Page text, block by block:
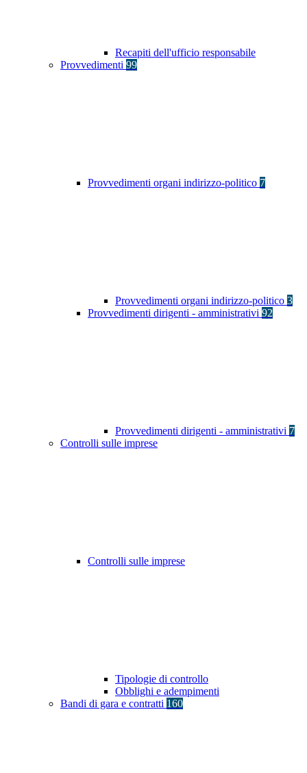
Recapiti dell'ufficio responsabile
Provvedimenti 99
Provvedimenti organi indirizzo-politico 7
Provvedimenti organi indirizzo-politico 3
Provvedimenti dirigenti - amministrativi 92
Provvedimenti dirigenti - amministrativi 7
Controlli sulle imprese
Controlli sulle imprese
Tipologie di controllo
Obblighi e adempimenti
Bandi di gara e contratti 160